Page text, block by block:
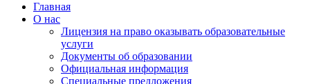
Главная
О нас
Лицензия на право оказывать образовательные
услуги
Документы об образовании
Официальная информация
Специальные предложения